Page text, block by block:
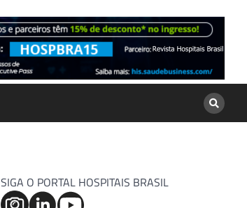
SIGA O PORTAL HOSPITAIS BRASIL